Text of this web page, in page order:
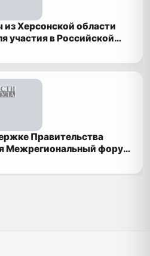
Херсонской области
участия в Российской
и коз
Правительства
Межрегиональный форум
"Каспий 2023.